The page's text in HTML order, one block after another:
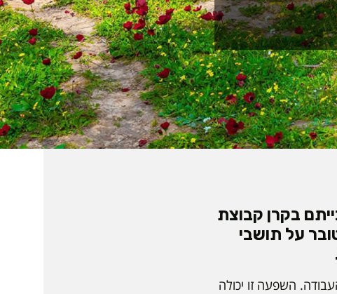
בקרן קבוצת
על תושבי
השפעה זו יכולה